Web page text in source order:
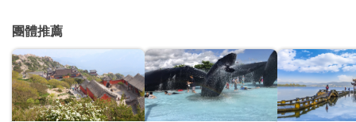
團體推薦